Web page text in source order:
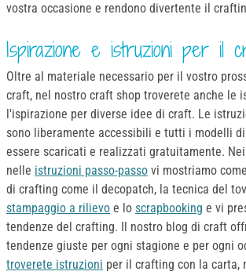
vostra occasione e rendono divertente il
Ispirazione e istruzioni per il
Oltre al materiale necessario per il vostro
craft, nel nostro craft shop troverete anche le
l'ispirazione per diverse idee di craft. Le
sono liberamente accessibili e tutti i modelli
essere scaricati e realizzati gratuitamente. Nei
nelle istruzioni passo-passo vi mostriamo
di crafting come il decopatch, la tecnica del
stampaggio a rilievo e lo scrapbooking e vi
tendenze del crafting. Il nostro blog di craft
tendenze giuste per ogni stagione e per ogni
troverete istruzioni per il crafting con la carta,